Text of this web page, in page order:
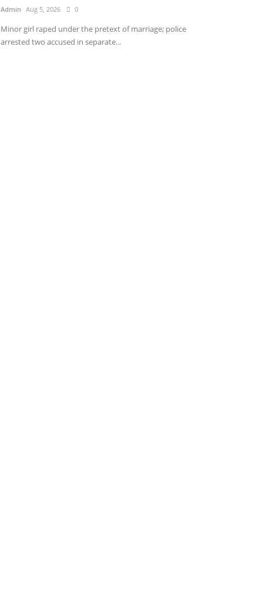
Admin Aug 5, 2026 0
Minor girl raped under the pretext of marriage; police
arrested two accused in separate...